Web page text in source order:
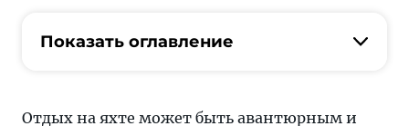
туризма
Полезная
Показать оглавление
Отдых на яхте может быть авантюрным и